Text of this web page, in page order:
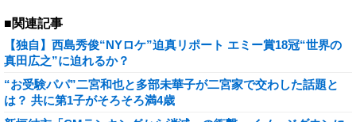
■関連記事
【独自】西島秀俊“NYロケ”迫真リポート エミー賞18冠“世界の
真田広之”に迫れるか？
“お受験パパ”二宮和也と多部未華子が二宮家で交わした話題と
は？ 共に第1子がそろそろ満4歳